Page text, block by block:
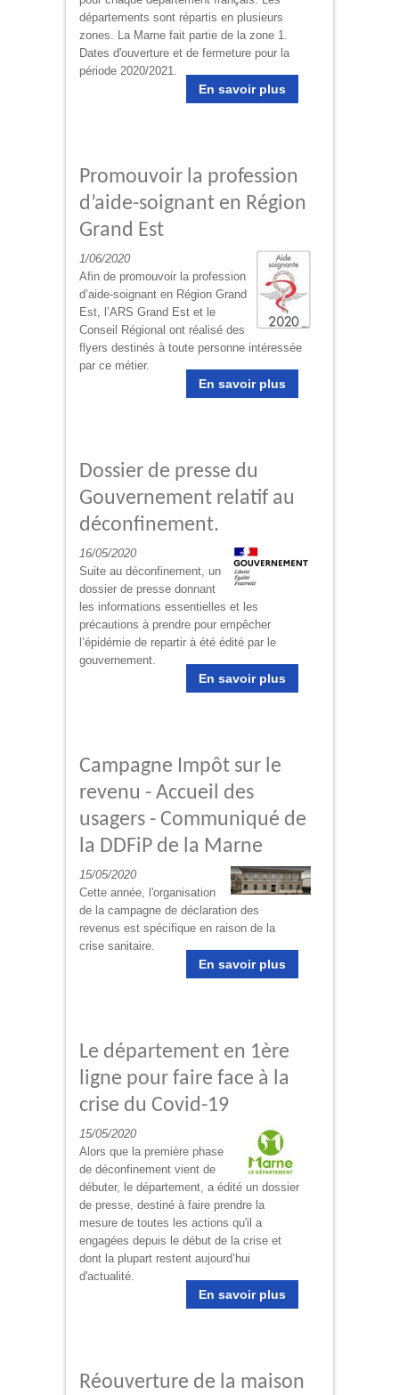
départements sont répartis en plusieurs
zones. La Marne fait partie de la zone 1.
Dates d'ouverture et de fermeture pour la
période 2020/2021.
En savoir plus
Promouvoir la profession
d’aide-soignant en Région
Grand Est
1/06/2020
Afin de promouvoir la profession
d’aide-soignant en Région Grand
Est, l’ARS Grand Est et le
Conseil Régional ont réalisé des
flyers destinés à toute personne intéressée
par ce métier.
En savoir plus
Dossier de presse du
Gouvernement relatif au
déconfinement.
16/05/2020
Suite au déconfinement, un
dossier de presse donnant
les informations essentielles et les
précautions à prendre pour empêcher
l’épidémie de repartir à été édité par le
gouvernement.
En savoir plus
Campagne Impôt sur le
revenu - Accueil des
usagers - Communiqué de
la DDFiP de la Marne
15/05/2020
Cette année, l'organisation
de la campagne de déclaration des
revenus est spécifique en raison de la
crise sanitaire.
En savoir plus
Le département en 1ère
ligne pour faire face à la
crise du Covid-19
15/05/2020
Alors que la première phase
de déconfinement vient de
débuter, le département, a édité un dossier
de presse, destiné à faire prendre la
mesure de toutes les actions qu'il a
engagées depuis le début de la crise et
dont la plupart restent aujourd’hui
d'actualité.
En savoir plus
Réouverture de la maison